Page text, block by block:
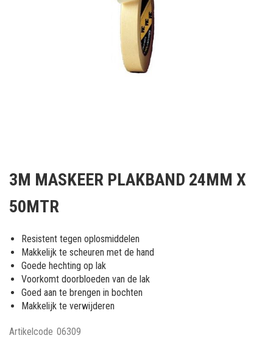
het
van
afbeeldingen-
gallerij
3M MASKEER PLAKBAND 24MM X
50MTR
Resistent tegen oplosmiddelen
Makkelijk te scheuren met de hand
Goede hechting op lak
Voorkomt doorbloeden van de lak
Goed aan te brengen in bochten
Makkelijk te verwijderen
Artikelcode 06309